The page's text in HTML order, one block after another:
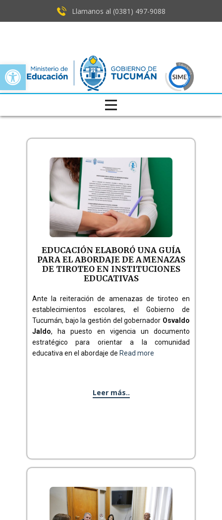
Open toolbar
Llamanos al (0381) ​497-9088
EDUCACIÓN ELABORÓ UNA GUÍA
PARA EL ABORDAJE DE AMENAZAS
DE TIROTEO EN INSTITUCIONES
EDUCATIVAS
Ante la reiteración de amenazas de tiroteo en
establecimientos escolares, el Gobierno de
Tucumán, bajo la gestión del gobernador Osvaldo
Jaldo, ha puesto en vigencia un documento
estratégico para orientar a la comunidad
educativa en el abordaje de Read more
Leer más..